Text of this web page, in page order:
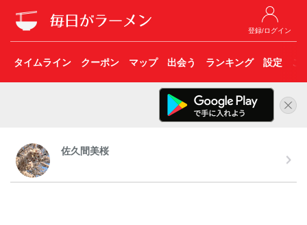
登録/ログイン
タイムライン クーポン マップ 出会う ランキング 設定 こ
佐久間美桜